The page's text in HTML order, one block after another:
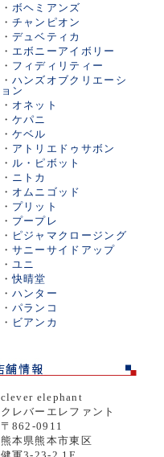
・ ボヘミアンズ
・ チャンピオン
・ デュベティカ
・ エボニーアイボリー
・ フィディリティー
・ ハンズオブクリエーシ
ョン
・ オネット
・ ケパニ
・ ケベル
・ アトリエドゥサボン
・ ル・ピボット
・ ニトカ
・ オムニゴッド
・ プリット
・ プープレ
・ ピジャマクロージング
・ サニーサイドアップ
・ ユニ
・快晴堂
・ ハンター
・ パランコ
・ ビアンカ
clever elephant
クレバーエレファント
〒862-0911
熊本県熊本市東区
健軍3-23-2 1F